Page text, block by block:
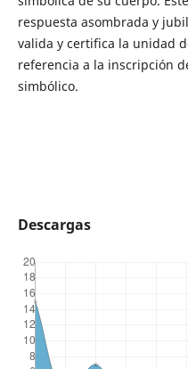
respuesta asombrada y
valida y certifica la unidad
referencia a la inscripción
simbólico.
Descargas